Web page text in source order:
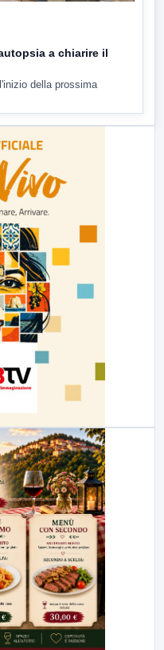
a chiarire il
della prossima